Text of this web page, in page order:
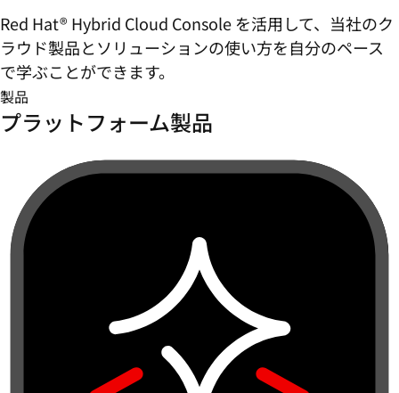
Red Hat® Hybrid Cloud Console を活用して、当社のク
ラウド製品とソリューションの使い方を自分のペース
で学ぶことができます。
製品
プラットフォーム製品